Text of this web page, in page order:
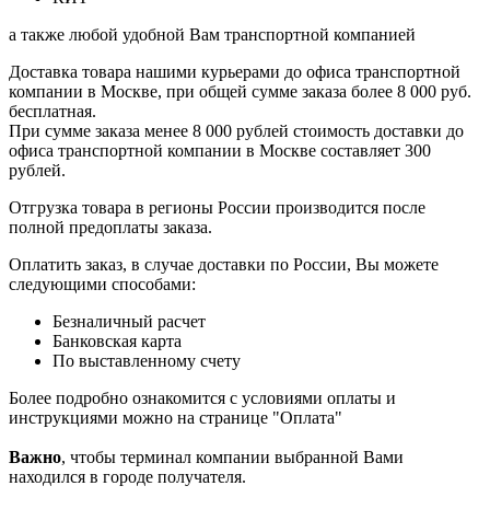
а также любой удобной Вам транспортной компанией
Доставка товара нашими курьерами до офиса транспортной
компании в Москве, при общей сумме заказа более 8 000 руб.
бесплатная.
При сумме заказа менее 8 000 рублей стоимость доставки до
офиса транспортной компании в Москве составляет 300
рублей.
Отгрузка товара в регионы России производится после
полной предоплаты заказа.
Оплатить заказ, в случае доставки по России, Вы можете
следующими способами:
Безналичный расчет
Банковская карта
По выставленному счету
Более подробно ознакомится с условиями оплаты и
инструкциями можно на странице "Оплата"
Важно, чтобы терминал компании выбранной Вами
находился в городе получателя.